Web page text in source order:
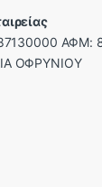
ΑΦΜ:
ΟΦΡΥΝΙΟΥ